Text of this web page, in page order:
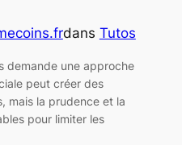
dans Tutos
demande une approche
peut créer des
mais la prudence et la
pour limiter les